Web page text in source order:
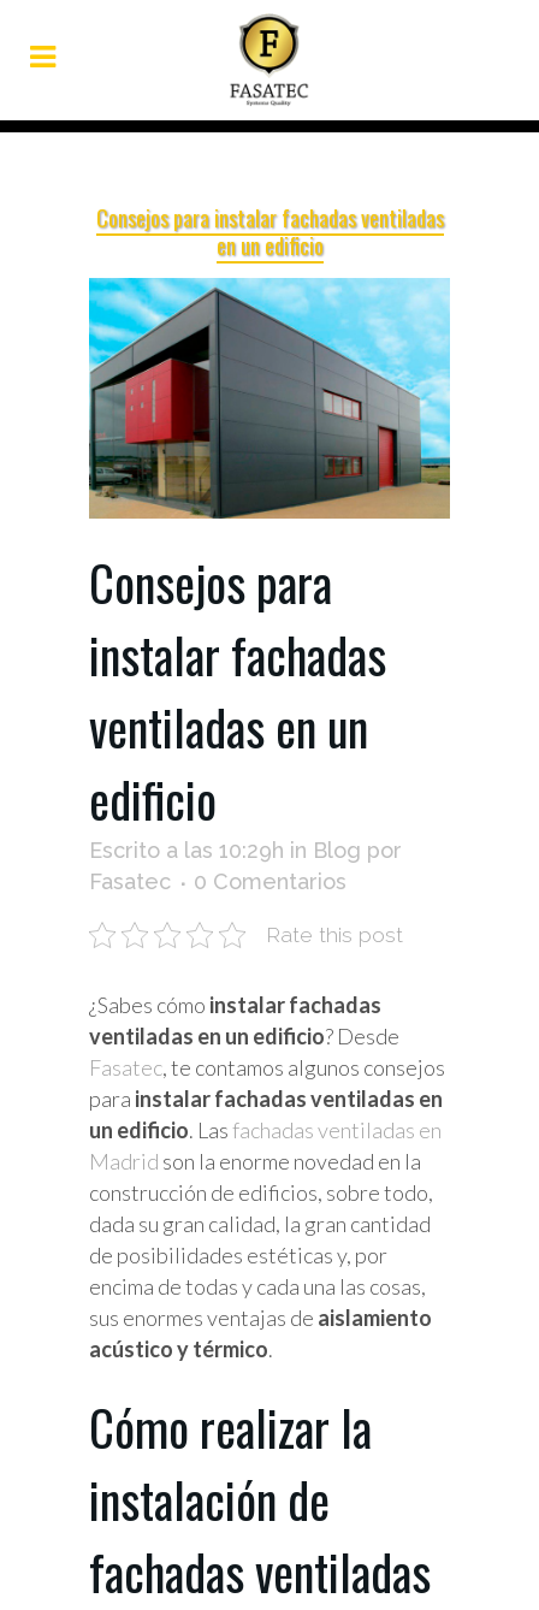
Consejos para instalar fachadas ventiladas
en un edificio
Consejos para
instalar fachadas
ventiladas en un
edificio
Escrito a las 10:29h in Blog por
Fasatec
0 Comentarios
Rate this post
¿Sabes cómo instalar fachadas
ventiladas en un edificio? Desde
Fasatec, te contamos algunos consejos
para instalar fachadas ventiladas en
un edificio. Lasfachadas ventiladas en
Madrid son la enorme novedad en la
construcción de edificios, sobre todo,
dada su gran calidad, la gran cantidad
de posibilidades estéticas y, por
encima de todas y cada una las cosas,
sus enormes ventajas de aislamiento
acústico y térmico.
Cómo realizar la
instalación de
fachadas ventiladas